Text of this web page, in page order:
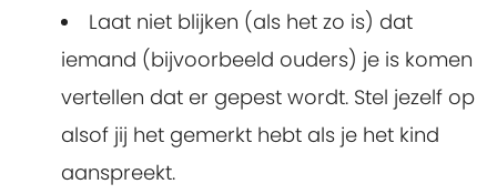
Laat niet blijken (als het zo is) dat
iemand (bijvoorbeeld ouders) je is komen
vertellen dat er gepest wordt. Stel jezelf op
alsof jij het gemerkt hebt als je het kind
aanspreekt.